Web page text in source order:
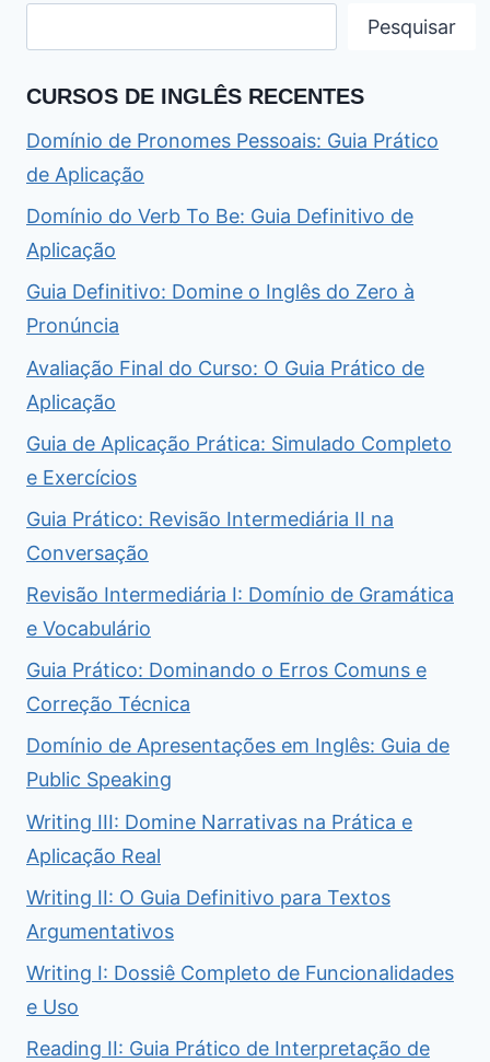
Pesquisar
CURSOS DE INGLÊS RECENTES
Domínio de Pronomes Pessoais: Guia Prático
de Aplicação
Domínio do Verb To Be: Guia Definitivo de
Aplicação
Guia Definitivo: Domine o Inglês do Zero à
Pronúncia
Avaliação Final do Curso: O Guia Prático de
Aplicação
Guia de Aplicação Prática: Simulado Completo
e Exercícios
Guia Prático: Revisão Intermediária II na
Conversação
Revisão Intermediária I: Domínio de Gramática
e Vocabulário
Guia Prático: Dominando o Erros Comuns e
Correção Técnica
Domínio de Apresentações em Inglês: Guia de
Public Speaking
Writing III: Domine Narrativas na Prática e
Aplicação Real
Writing II: O Guia Definitivo para Textos
Argumentativos
Writing I: Dossiê Completo de Funcionalidades
e Uso
Reading II: Guia Prático de Interpretação de